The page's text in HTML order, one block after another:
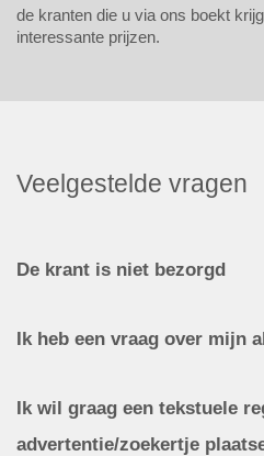
de kranten die u via ons boekt
interessante prijzen.
Veelgestelde vragen
De krant is niet bezorgd
Ik heb een vraag over mijn
Ik wil graag een tekstuele
advertentie/zoekertje